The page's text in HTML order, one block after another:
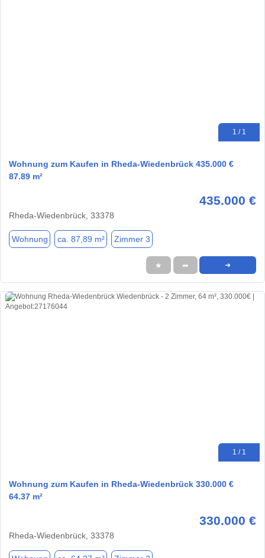
1 / 1
Wohnung zum Kaufen in Rheda-Wiedenbrück 435.000 €
87.89 m²
435.000 €
Rheda-Wiedenbrück, 33378
Wohnung ca. 87,89 m² Zimmer 3
★ ➦ ➜
1 / 1
Wohnung zum Kaufen in Rheda-Wiedenbrück 330.000 €
64.37 m²
330.000 €
Rheda-Wiedenbrück, 33378